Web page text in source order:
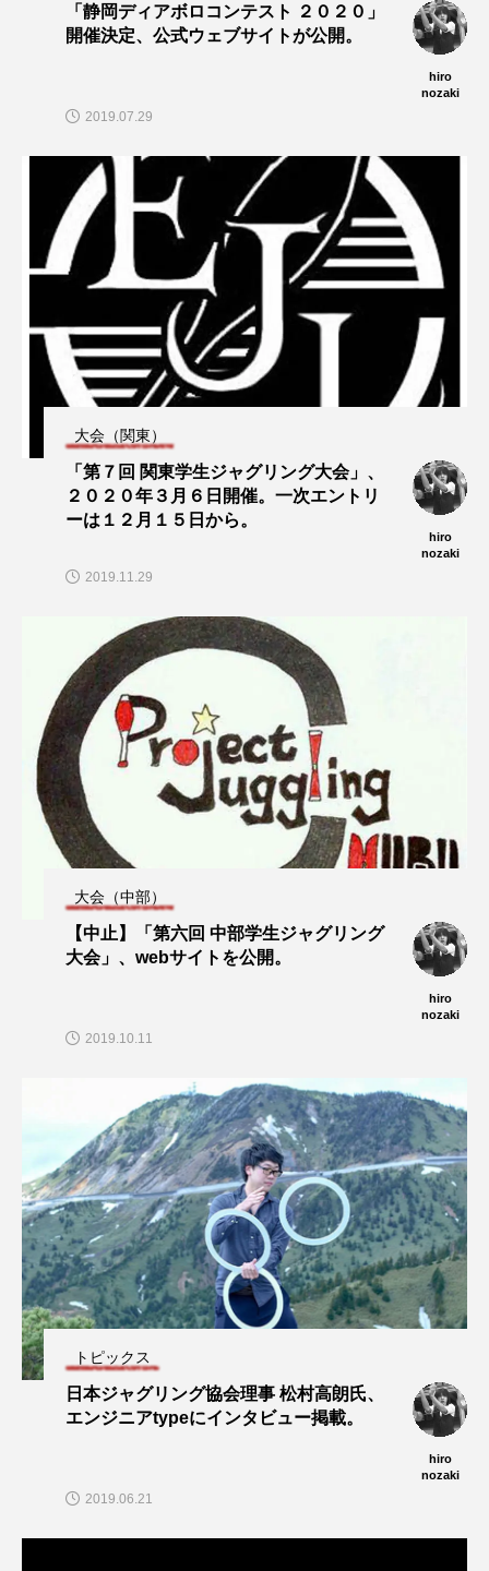
「静岡ディアボロコンテスト ２０２０」
開催決定、公式ウェブサイトが公開。
hiro
nozaki
2019.07.29
大会（関東）
「第７回 関東学生ジャグリング大会」、
２０２０年３月６日開催。一次エントリ
ーは１２月１５日から。
hiro
nozaki
2019.11.29
大会（中部）
【中止】「第六回 中部学生ジャグリング
大会」、webサイトを公開。
hiro
nozaki
2019.10.11
トピックス
日本ジャグリング協会理事 松村高朗氏、
エンジニアtypeにインタビュー掲載。
hiro
nozaki
2019.06.21